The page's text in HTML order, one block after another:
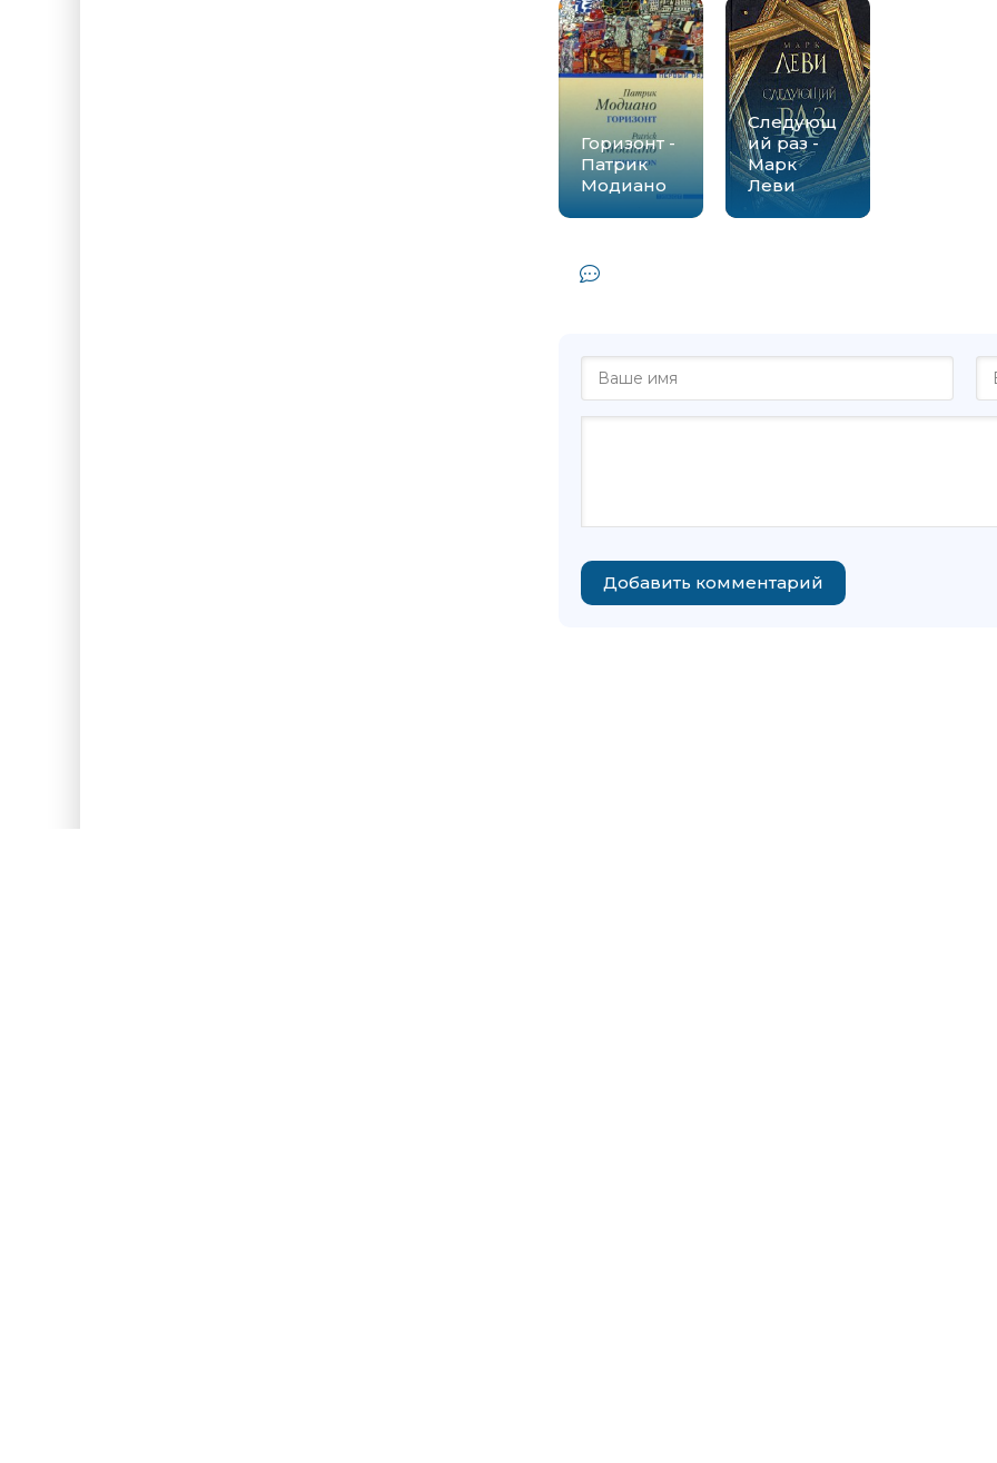
Горизонт -
Патрик
Модиано
Следующ
ий раз -
Марк
Леви
Добавить комментарий